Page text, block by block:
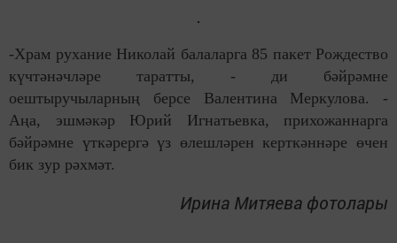
-Храм рухание Николай балаларга 85 пакет Рождество
күчтәнәчләре таратты, - ди бәйрәмне
оештыручыларның берсе Валентина Меркулова. -
Аңа, эшмәкәр Юрий Игнатьевка, прихожаннарга
бәйрәмне үткәрергә үз өлешләрен керткәннәре өчен
бик зур рәхмәт.
Ирина Митяева фотолары